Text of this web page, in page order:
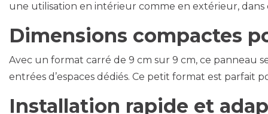
une utilisation en intérieur comme en extérieur,
Dimensions compactes
Avec un format carré de 9 cm sur 9 cm, ce panneau
entrées d’espaces dédiés. Ce petit format est
Installation rapide et